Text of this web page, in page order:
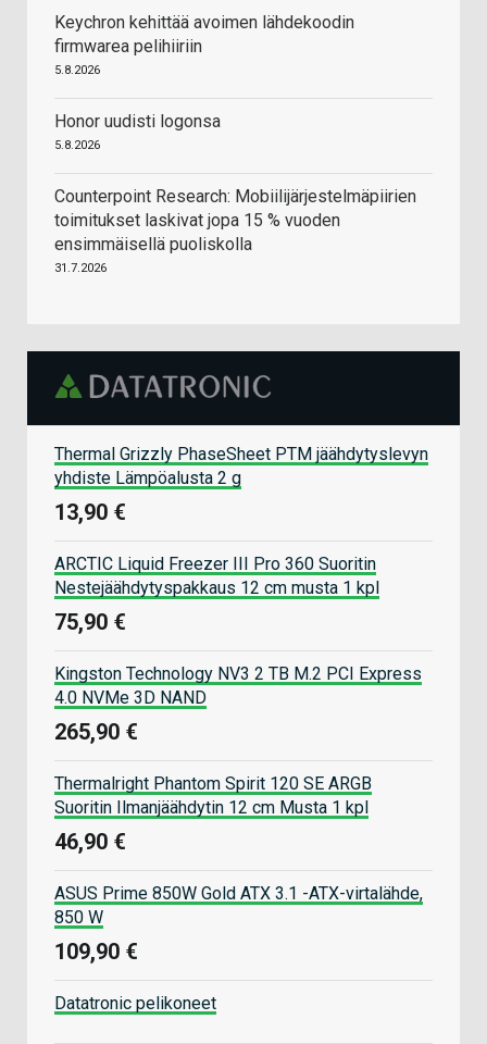
Keychron kehittää avoimen lähdekoodin
firmwarea pelihiiriin
5.8.2026
Honor uudisti logonsa
5.8.2026
Counterpoint Research: Mobiilijärjestelmäpiirien
toimitukset laskivat jopa 15 % vuoden
ensimmäisellä puoliskolla
31.7.2026
Thermal Grizzly PhaseSheet PTM jäähdytyslevyn
yhdiste Lämpöalusta 2 g
13,90 €
ARCTIC Liquid Freezer III Pro 360 Suoritin
Nestejäähdytyspakkaus 12 cm musta 1 kpl
75,90 €
Kingston Technology NV3 2 TB M.2 PCI Express
4.0 NVMe 3D NAND
265,90 €
Thermalright Phantom Spirit 120 SE ARGB
Suoritin Ilmanjäähdytin 12 cm Musta 1 kpl
46,90 €
ASUS Prime 850W Gold ATX 3.1 -ATX-virtalähde,
850 W
109,90 €
Datatronic pelikoneet